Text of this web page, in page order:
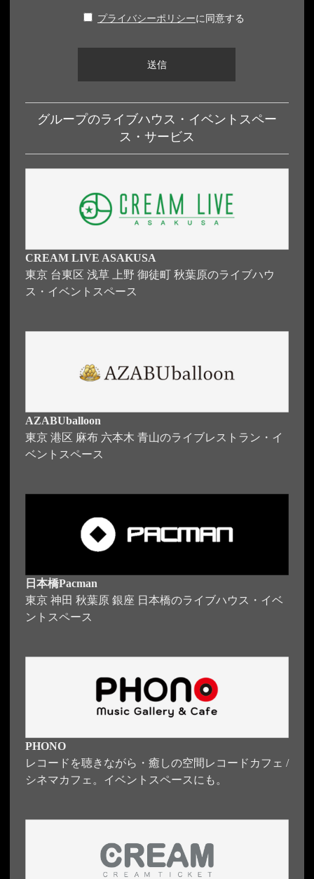
プライバシーポリシーに同意する
グループのライブハウス・イベントスペー
ス・サービス
CREAM LIVE ASAKUSA
東京 台東区 浅草 上野 御徒町 秋葉原のライブハウ
ス・イベントスペース
AZABUballoon
東京 港区 麻布 六本木 青山のライブレストラン・イ
ベントスペース
日本橋Pacman
東京 神田 秋葉原 銀座 日本橋のライブハウス・イベ
ントスペース
PHONO
レコードを聴きながら・癒しの空間レコードカフェ /
シネマカフェ。イベントスペースにも。